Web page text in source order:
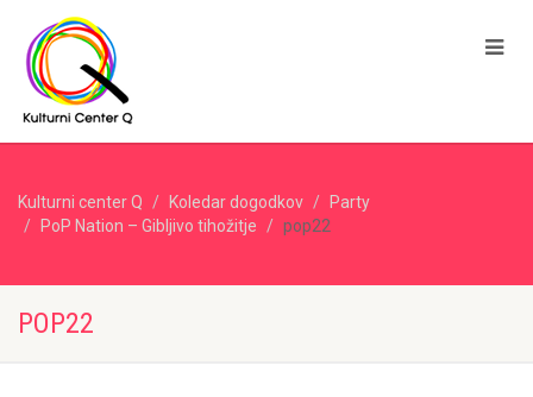
Kulturni center Q Koledar dogodkov
Party
PoP Nation – Gibljivo tihožitje
pop22
POP22